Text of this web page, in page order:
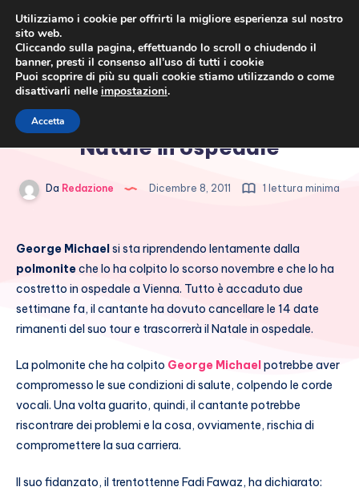
George Michael passerà il
Natale in ospedale
Da Redazione Dicembre 8, 2011 1 lettura minima
George Michaelsi sta riprendendo lentamente dalla
polmoniteche lo ha colpito lo scorso novembre e che lo ha
costretto in ospedale a Vienna. Tutto è accaduto due
settimane fa, il cantante ha dovuto cancellare le 14 date
rimanenti del suo tour e trascorrerà il Natale in ospedale.
La polmonite che ha colpito George Michael potrebbe aver
compromesso le sue condizioni di salute, colpendo le corde
vocali. Una volta guarito, quindi, il cantante potrebbe
riscontrare dei problemi e la cosa, ovviamente, rischia di
compromettere la sua carriera.
Il suo fidanzato, il trentottenne Fadi Fawaz, ha dichiarato:
Utilizziamo i cookie per offrirti la migliore esperienza sul nostro
sito web.
Cliccando sulla pagina, effettuando lo scroll o chiudendo il
banner, presti il consenso all’uso di tutti i cookie
Puoi scoprire di più su quali cookie stiamo utilizzando o come
disattivarli nelle impostazioni.
Accetta